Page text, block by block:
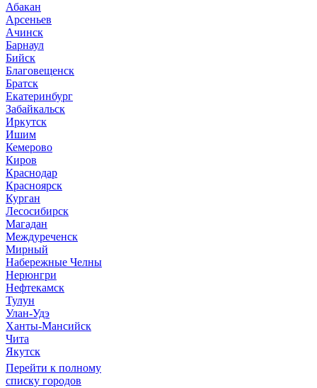
Абакан
Арсеньев
Ачинск
Барнаул
Бийск
Благовещенск
Братск
Екатеринбург
Забайкальск
Иркутск
Ишим
Кемерово
Киров
Краснодар
Красноярск
Курган
Лесосибирск
Магадан
Междуреченск
Мирный
Набережные Челны
Нерюнгри
Нефтекамск
Тулун
Улан-Удэ
Ханты-Мансийск
Чита
Якутск
Перейти к полному
списку городов